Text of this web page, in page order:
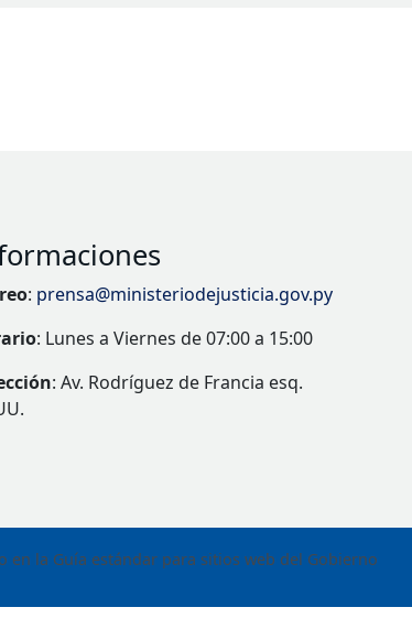
: prensa@ministeriodejusticia.gov.py
: Lunes a Viernes de 07:00 a 15:00
: Av. Rodríguez de Francia esq.
en la Guía estándar para sitios web del Gobierno